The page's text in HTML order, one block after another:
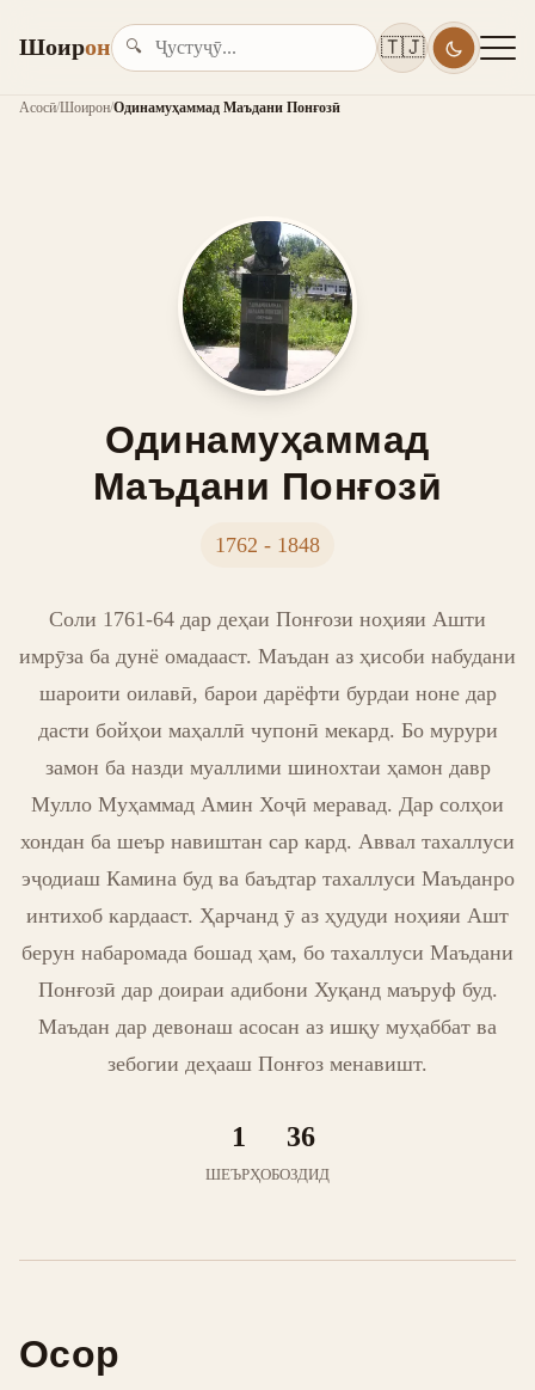
Шоирон 🔍 🇹🇯
Асосӣ/Шоирон/Одинамуҳаммад Маъдани Понғозӣ
Одинамуҳаммад
Маъдани Понғозӣ
1762 - 1848
Соли 1761-64 дар деҳаи Понғози ноҳияи Ашти
имрӯза ба дунё омадааст. Маъдан аз ҳисоби набудани
шароити оилавӣ, барои дарёфти бурдаи ноне дар
дасти бойҳои маҳаллӣ чупонӣ мекард. Бо мурури
замон ба назди муаллими шинохтаи ҳамон давр
Мулло Муҳаммад Амин Хоҷӣ меравад. Дар солҳои
хондан ба шеър навиштан сар кард. Аввал тахаллуси
эҷодиаш Камина буд ва баъдтар тахаллуси Маъданро
интихоб кардааст. Ҳарчанд ӯ аз ҳудуди ноҳияи Ашт
берун набаромада бошад ҳам, бо тахаллуси Маъдани
Понғозӣ дар доираи адибони Хуқанд маъруф буд.
Маъдан дар девонаш асосан аз ишқу муҳаббат ва
зебогии деҳааш Понғоз менавишт.
1
ШЕЪРҲО
36
БОЗДИД
Осор